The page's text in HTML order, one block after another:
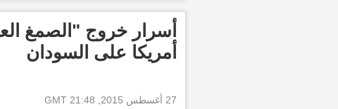
أسرار خروج "الصمغ
أمريكا على السودان
27 أغسطس 2015, 21:48 GMT